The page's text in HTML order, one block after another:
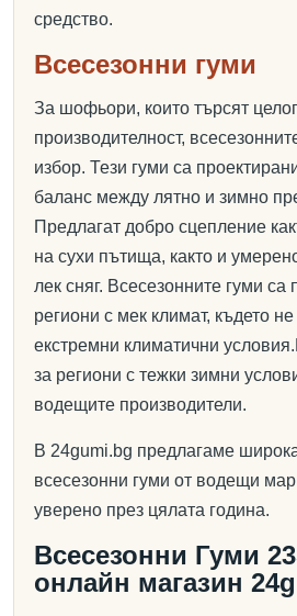
средство.
Всесезонни гуми
За шофьори, които търсят
производителност,
избор. Тези гуми са
баланс между лятно и зимно
Предлагат добро сцепление
на сухи пътища, както и
лек сняг. Всесезонните гуми са
региони с мек климат, където
екстремни климатични
за региони с тежки зимни
водещите производители.
В 24gumi.bg предлагаме
всесезонни гуми от водещи
уверено през цялата година.
Всесезонни Гуми
онлайн магазин